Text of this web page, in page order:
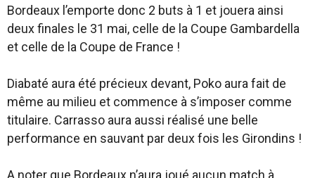
Bordeaux l’emporte donc 2 buts à 1 et jouera ainsi
deux finales le 31 mai, celle de la Coupe Gambardella
et celle de la Coupe de France !
Diabaté aura été précieux devant, Poko aura fait de
même au milieu et commence à s’imposer comme
titulaire. Carrasso aura aussi réalisé une belle
performance en sauvant par deux fois les Girondins !
A noter que Bordeaux n’aura joué aucun match à